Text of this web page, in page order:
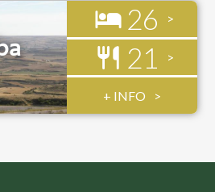
26
21
+ INFO